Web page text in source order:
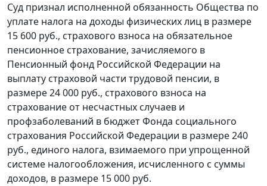
Суд признал исполненной обязанность Общества по
уплате налога на доходы физических лиц в размере
15 600 руб., страхового взноса на обязательное
пенсионное страхование, зачисляемого в
Пенсионный фонд Российской Федерации на
выплату страховой части трудовой пенсии, в
размере 24 000 руб., страхового взноса на
страхование от несчастных случаев и
профзаболеваний в бюджет Фонда социального
страхования Российской Федерации в размере 240
руб., единого налога, взимаемого при упрощенной
системе налогообложения, исчисленного с суммы
доходов, в размере 15 000 руб.